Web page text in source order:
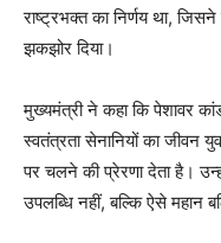
राष्ट्रभक्त का निर्णय था,
झकझोर दिया।
मुख्यमंत्री ने कहा कि पेशावर
स्वतंत्रता सेनानियों का जीवन
पर चलने की प्रेरणा देता है।
उपलब्धि नहीं, बल्कि ऐसे महान